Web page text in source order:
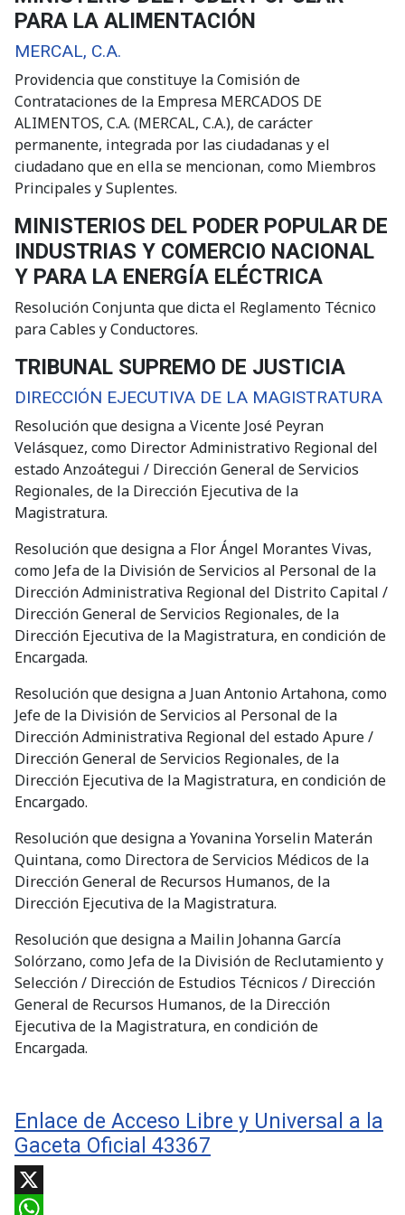
PARA LA ALIMENTACIÓN
MERCAL, C.A.
Providencia que constituye la Comisión de
Contrataciones de la Empresa MERCADOS DE
ALIMENTOS, C.A. (MERCAL, C.A.), de carácter
permanente, integrada por las ciudadanas y el
ciudadano que en ella se mencionan, como Miembros
Principales y Suplentes.
MINISTERIOS DEL PODER POPULAR DE
INDUSTRIAS Y COMERCIO NACIONAL
Y PARA LA ENERGÍA ELÉCTRICA
Resolución Conjunta que dicta el Reglamento Técnico
para Cables y Conductores.
TRIBUNAL SUPREMO DE JUSTICIA
DIRECCIÓN EJECUTIVA DE LA MAGISTRATURA
Resolución que designa a Vicente José Peyran
Velásquez, como Director Administrativo Regional del
estado Anzoátegui / Dirección General de Servicios
Regionales, de la Dirección Ejecutiva de la
Magistratura.
Resolución que designa a Flor Ángel Morantes Vivas,
como Jefa de la División de Servicios al Personal de la
Dirección Administrativa Regional del Distrito Capital /
Dirección General de Servicios Regionales, de la
Dirección Ejecutiva de la Magistratura, en condición de
Encargada.
Resolución que designa a Juan Antonio Artahona, como
Jefe de la División de Servicios al Personal de la
Dirección Administrativa Regional del estado Apure /
Dirección General de Servicios Regionales, de la
Dirección Ejecutiva de la Magistratura, en condición de
Encargado.
Resolución que designa a Yovanina Yorselin Materán
Quintana, como Directora de Servicios Médicos de la
Dirección General de Recursos Humanos, de la
Dirección Ejecutiva de la Magistratura.
Resolución que designa a Mailin Johanna García
Solórzano, como Jefa de la División de Reclutamiento y
Selección / Dirección de Estudios Técnicos / Dirección
General de Recursos Humanos, de la Dirección
Ejecutiva de la Magistratura, en condición de
Encargada.
Enlace de Acceso Libre y Universal a la
Gaceta Oficial 43367
X